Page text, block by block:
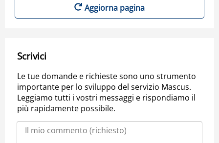
Aggiorna pagina
Scrivici
Le tue domande e richieste sono uno strumento
importante per lo sviluppo del servizio Mascus.
Leggiamo tutti i vostri messaggi e rispondiamo il
più rapidamente possibile.